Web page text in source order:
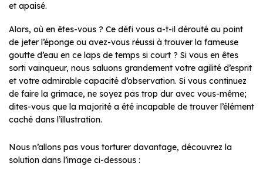
et apaisé.
Alors, où en êtes-vous ? Ce défi vous a-t-il dérouté au point
de jeter l’éponge ou avez-vous réussi à trouver la fameuse
goutte d’eau en ce laps de temps si court ? Si vous en êtes
sorti vainqueur, nous saluons grandement votre agilité d’esprit
et votre admirable capacité d’observation. Si vous continuez
de faire la grimace, ne soyez pas trop dur avec vous-même;
dites-vous que la majorité a été incapable de trouver l’élément
caché dans l’illustration.
Nous n’allons pas vous torturer davantage, découvrez la
solution dans l’image ci-dessous :